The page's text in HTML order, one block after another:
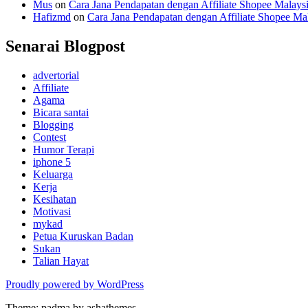
Mus on Cara Jana Pendapatan dengan Affiliate Shopee
Hafizmd on Cara Jana Pendapatan dengan Affiliate Shopee
Senarai Blogpost
advertorial
Affiliate
Agama
Bicara santai
Blogging
Contest
Humor Terapi
iphone 5
Keluarga
Kerja
Kesihatan
Motivasi
mykad
Petua Kuruskan Badan
Sukan
Talian Hayat
Proudly powered by WordPress